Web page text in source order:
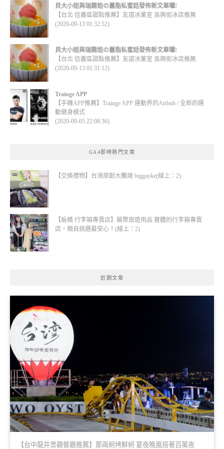
貝大小姐與瑞餚姐の囂脂私蜜話發佈新文章囉!
【台北 信義區甜點推薦】友誼冰菓室 吳興街冰店推薦
(2020-09-13 01:32:52)
貝大小姐與瑞餚姐の囂脂私蜜話發佈新文章囉!
【台北 信義區甜點推薦】友誼冰菓室 吳興街冰店推薦
(2020-09-13 01:31:12)
Trainge APP
【手機APP推薦】Trainge APP 運動界的Airbnb / 全新的運
動健身模式
(2020-09-05 22:08:36)
GA4即時熱門文章
【交換禮物】台灣原創大雕燒 biggayke(線上：2)
【板橋 行李箱專賣店】箱聚旅遊用品 實體的行李箱專賣
店，親自挑選最安心！(線上：2)
近期文章
【台中龍井景觀餐廳推薦】那兩蚵烤鮮蚵 夏夜晚風搭著百萬夜